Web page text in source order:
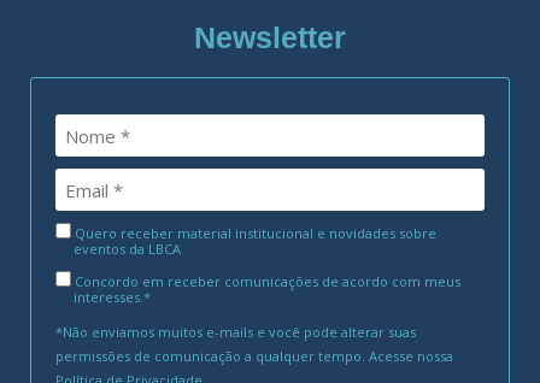
Newsletter
Quero receber material institucional e novidades sobre
eventos da LBCA
Concordo em receber comunicações de acordo com meus
interesses.*
*Não enviamos muitos e-mails e você pode alterar suas
permissões de comunicação a qualquer tempo. Acesse nossa